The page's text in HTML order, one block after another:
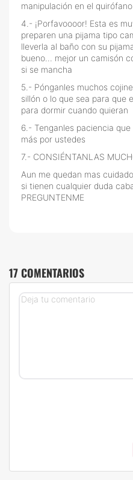
manipulación en el quirófano
4.- ¡Porfavoooor! Esta es
preparen una pijama tipo
lleverla al baño con su
bueno… mejor un camisón
si se mancha
5.- Pónganles muchos
sillón o lo que sea para que
para dormir cuando quieran
6.- Tenganles paciencia
más por ustedes
7.- CONSIÉNTANLAS
Aun me quedan mas
si tienen cualquier duda
PREGUNTENME
17 COMENTARIOS